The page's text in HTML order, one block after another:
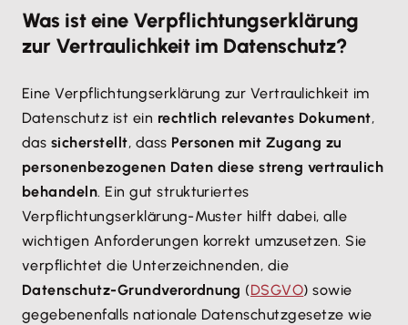
Was ist eine Verpflichtungserklärung
zur Vertraulichkeit im Datenschutz?
Eine Verpflichtungserklärung zur Vertraulichkeit im
Datenschutz ist ein rechtlich relevantes Dokument,
das sicherstellt, dass Personen mit Zugang zu
personenbezogenen Daten diese streng vertraulich
behandeln. Ein gut strukturiertes
Verpflichtungserklärung-Muster hilft dabei, alle
wichtigen Anforderungen korrekt umzusetzen. Sie
verpflichtet die Unterzeichnenden, die
Datenschutz-Grundverordnung (DSGVO) sowie
gegebenenfalls nationale Datenschutzgesetze wie